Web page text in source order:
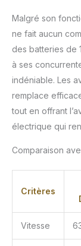
Malgré son
ne fait aucun
des batteries de
à ses
indéniable. Les
remplace
tout en offrant
électrique qui
Comparaison
Critères
Vitesse